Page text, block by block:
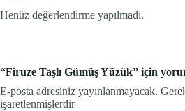
Henüz değerlendirme yapılmadı.
“Firuze Taşlı Gümüş Yüzük” için
E-posta adresiniz yayınlanmayacak.
işaretlenmişlerdir